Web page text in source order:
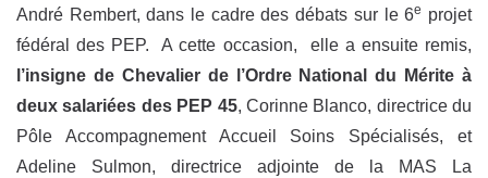
André Rembert, dans le cadre des débats sur le 6e projet
fédéral des PEP. A cette occasion, elle a ensuite remis,
l’insigne de Chevalier de l’Ordre National du Mérite à
deux salariées des PEP 45, Corinne Blanco, directrice du
Pôle Accompagnement Accueil Soins Spécialisés, et
Adeline Sulmon, directrice adjointe de la MAS La